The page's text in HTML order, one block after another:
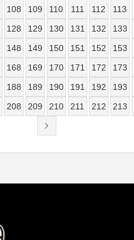
108 109 110 111 112 113
128 129 130 131 132 133
148 149 150 151 152 153
168 169 170 171 172 173
188 189 190 191 192 193
208 209 210 211 212 213